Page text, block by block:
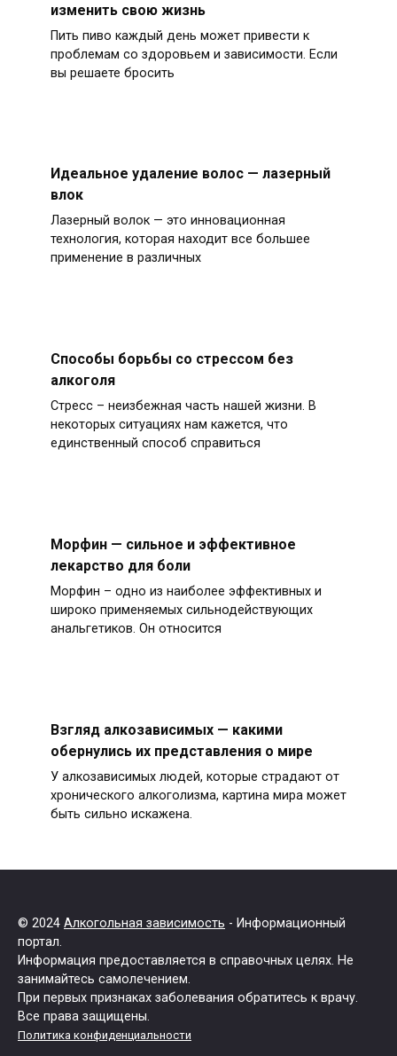
изменить свою жизнь
Пить пиво каждый день может привести к
проблемам со здоровьем и зависимости. Если
вы решаете бросить
Идеальное удаление волос — лазерный
влок
Лазерный волок — это инновационная
технология, которая находит все большее
применение в различных
Способы борьбы со стрессом без
алкоголя
Стресс – неизбежная часть нашей жизни. В
некоторых ситуациях нам кажется, что
единственный способ справиться
Морфин — сильное и эффективное
лекарство для боли
Морфин – одно из наиболее эффективных и
широко применяемых сильнодействующих
анальгетиков. Он относится
Взгляд алкозависимых — какими
обернулись их представления о мире
У алкозависимых людей, которые страдают от
хронического алкоголизма, картина мира может
быть сильно искажена.
© 2024 Алкогольная зависимость - Информационный
портал.
Информация предоставляется в справочных целях. Не
занимайтесь самолечением.
При первых признаках заболевания обратитесь к врачу.
Все права защищены.
Политика конфиденциальности